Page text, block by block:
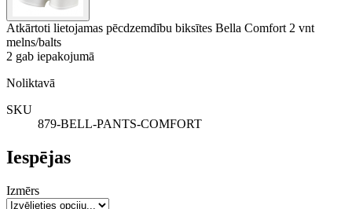
Atkārtoti lietojamas pēcdzemdību biksītes Bella Comfort 2 vnt
melns/balts
2 gab iepakojumā
Noliktavā
SKU
879-BELL-PANTS-COMFORT
Iespējas
Izmērs